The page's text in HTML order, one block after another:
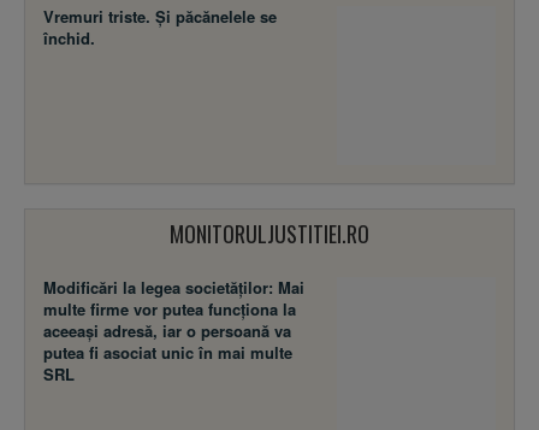
Vremuri triste. Şi păcănelele se
închid.
MONITORULJUSTITIEI.RO
Modificări la legea societăţilor: Mai
multe firme vor putea funcţiona la
aceeaşi adresă, iar o persoană va
putea fi asociat unic în mai multe
SRL